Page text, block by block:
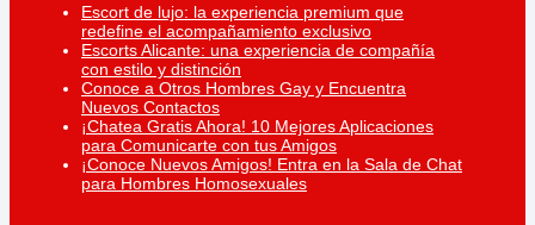
Escort de lujo: la experiencia premium que
redefine el acompañamiento exclusivo
Escorts Alicante: una experiencia de compañía
con estilo y distinción
Conoce a Otros Hombres Gay y Encuentra
Nuevos Contactos
¡Chatea Gratis Ahora! 10 Mejores Aplicaciones
para Comunicarte con tus Amigos
¡Conoce Nuevos Amigos! Entra en la Sala de Chat
para Hombres Homosexuales